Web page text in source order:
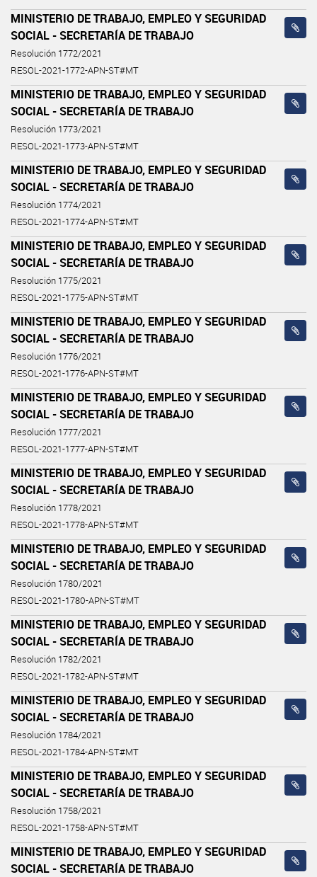
MINISTERIO DE TRABAJO, EMPLEO Y SEGURIDAD
SOCIAL - SECRETARÍA DE TRABAJO
Resolución 1772/2021
RESOL-2021-1772-APN-ST#MT
MINISTERIO DE TRABAJO, EMPLEO Y SEGURIDAD
SOCIAL - SECRETARÍA DE TRABAJO
Resolución 1773/2021
RESOL-2021-1773-APN-ST#MT
MINISTERIO DE TRABAJO, EMPLEO Y SEGURIDAD
SOCIAL - SECRETARÍA DE TRABAJO
Resolución 1774/2021
RESOL-2021-1774-APN-ST#MT
MINISTERIO DE TRABAJO, EMPLEO Y SEGURIDAD
SOCIAL - SECRETARÍA DE TRABAJO
Resolución 1775/2021
RESOL-2021-1775-APN-ST#MT
MINISTERIO DE TRABAJO, EMPLEO Y SEGURIDAD
SOCIAL - SECRETARÍA DE TRABAJO
Resolución 1776/2021
RESOL-2021-1776-APN-ST#MT
MINISTERIO DE TRABAJO, EMPLEO Y SEGURIDAD
SOCIAL - SECRETARÍA DE TRABAJO
Resolución 1777/2021
RESOL-2021-1777-APN-ST#MT
MINISTERIO DE TRABAJO, EMPLEO Y SEGURIDAD
SOCIAL - SECRETARÍA DE TRABAJO
Resolución 1778/2021
RESOL-2021-1778-APN-ST#MT
MINISTERIO DE TRABAJO, EMPLEO Y SEGURIDAD
SOCIAL - SECRETARÍA DE TRABAJO
Resolución 1780/2021
RESOL-2021-1780-APN-ST#MT
MINISTERIO DE TRABAJO, EMPLEO Y SEGURIDAD
SOCIAL - SECRETARÍA DE TRABAJO
Resolución 1782/2021
RESOL-2021-1782-APN-ST#MT
MINISTERIO DE TRABAJO, EMPLEO Y SEGURIDAD
SOCIAL - SECRETARÍA DE TRABAJO
Resolución 1784/2021
RESOL-2021-1784-APN-ST#MT
MINISTERIO DE TRABAJO, EMPLEO Y SEGURIDAD
SOCIAL - SECRETARÍA DE TRABAJO
Resolución 1758/2021
RESOL-2021-1758-APN-ST#MT
MINISTERIO DE TRABAJO, EMPLEO Y SEGURIDAD
SOCIAL - SECRETARÍA DE TRABAJO